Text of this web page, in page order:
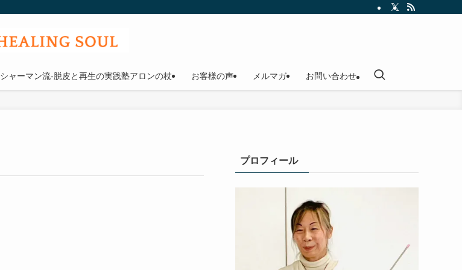
シャーマン流-脱皮と再生の実践塾アロンの杖 お客様の声 メルマガ お問い合わせ
プロフィール